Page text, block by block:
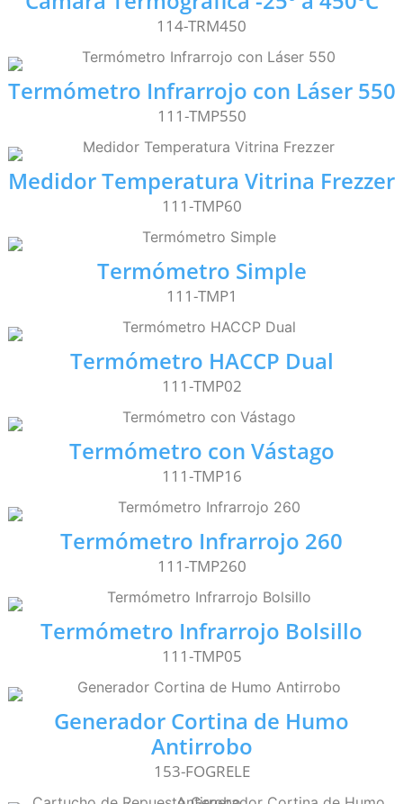
114-TRM450
Termómetro Infrarrojo con Láser 550
111-TMP550
Medidor Temperatura Vitrina Frezzer
111-TMP60
Termómetro Simple
111-TMP1
Termómetro HACCP Dual
111-TMP02
Termómetro con Vástago
111-TMP16
Termómetro Infrarrojo 260
111-TMP260
Termómetro Infrarrojo Bolsillo
111-TMP05
Generador Cortina de Humo
Antirrobo
153-FOGRELE